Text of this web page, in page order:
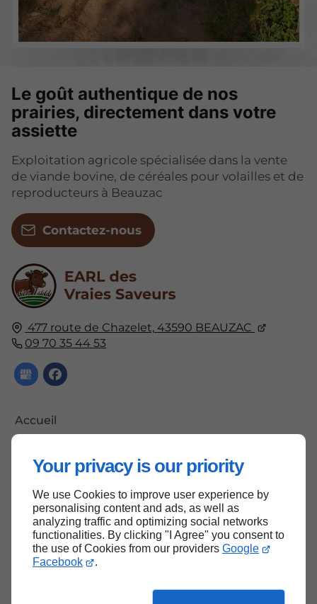
Your privacy is our priority
We use Cookies to improve user experience by
personalising content and ads, as well as
analyzing traffic and optimizing social networks
functionalities. By clicking "I Agree" you consent to
the use of Cookies from our providers Google
Facebook
.
477 route de Chazelet, 43590 BEAUZAC
09 70 35 44 53
Accueil
Mentions légales
Plan du site
Le goût authentique de nos
prairies, directement dans votre
assiette
Exploitation agricole spécialisée dans la vente
de viande bovine, de céréales pour volailles et de
reproducteurs à Beauzac
Contactez-nous
Haut de page